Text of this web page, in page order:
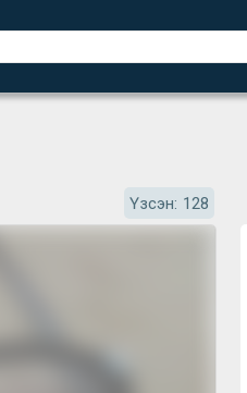
Үзсэн: 128